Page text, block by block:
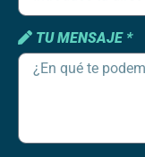
TU MENSAJE *